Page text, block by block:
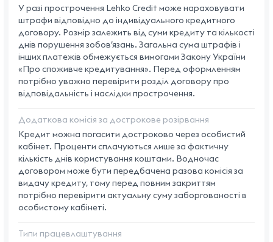
У разі прострочення Lehko Credit може нараховувати
штрафи відповідно до індивідуального кредитного
договору. Розмір залежить від суми кредиту та кількості
днів порушення зобов’язань. Загальна сума штрафів і
інших платежів обмежується вимогами Закону України
«Про споживче кредитування». Перед оформленням
потрібно уважно перевірити розділ договору про
відповідальність і наслідки прострочення.
Додаткова комісія за дострокове розірвання
Кредит можна погасити достроково через особистий
кабінет. Проценти сплачуються лише за фактичну
кількість днів користування коштами. Водночас
договором може бути передбачена разова комісія за
видачу кредиту, тому перед повним закриттям
потрібно перевірити актуальну суму заборгованості в
особистому кабінеті.
Типи працевлаштування